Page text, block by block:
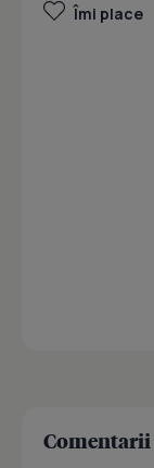
Îmi place
Comentarii